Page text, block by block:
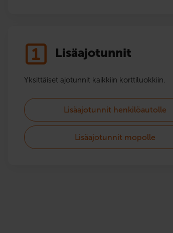
Lisäajotunnit
Yksittäiset ajotunnit kaikkiin korttiluokkiin.
Lisäajotunnit henkilöautolle
Lisäajotunnit mopolle